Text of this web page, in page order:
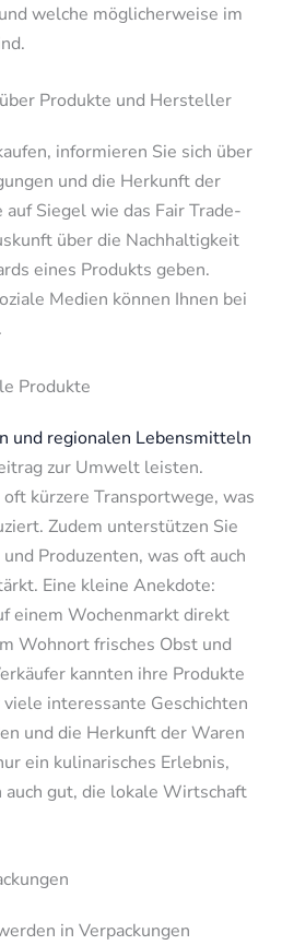
welche möglicherweise im
Produkte und Hersteller
informieren Sie sich über
und die Herkunft der
Siegel wie das Fair Trade-
über die Nachhaltigkeit
eines Produkts geben.
Medien können Ihnen bei
Produkte
und regionalen Lebensmitteln
zur Umwelt leisten.
kürzere Transportwege, was
Zudem unterstützen Sie
Produzenten, was oft auch
Eine kleine Anekdote:
einem Wochenmarkt direkt
Wohnort frisches Obst und
kannten ihre Produkte
interessante Geschichten
und die Herkunft der Waren
ein kulinarisches Erlebnis,
auch gut, die lokale Wirtschaft
in Verpackungen